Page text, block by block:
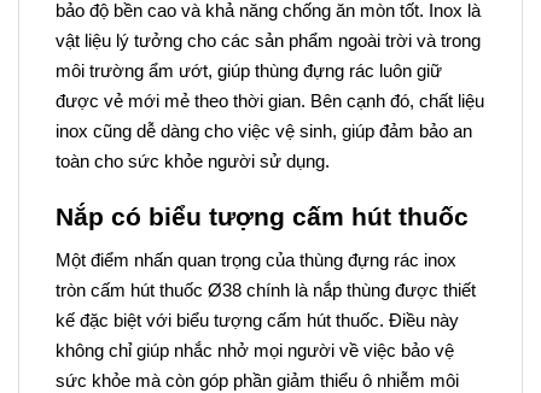
bảo độ bền cao và khả năng chống ăn mòn tốt. Inox là
vật liệu lý tưởng cho các sản phẩm ngoài trời và trong
môi trường ẩm ướt, giúp thùng đựng rác luôn giữ
được vẻ mới mẻ theo thời gian. Bên cạnh đó, chất liệu
inox cũng dễ dàng cho việc vệ sinh, giúp đảm bảo an
toàn cho sức khỏe người sử dụng.
Nắp có biểu tượng cấm hút thuốc
Một điểm nhấn quan trọng của thùng đựng rác inox
tròn cấm hút thuốc Ø38 chính là nắp thùng được thiết
kế đặc biệt với biểu tượng cấm hút thuốc. Điều này
không chỉ giúp nhắc nhở mọi người về việc bảo vệ
sức khỏe mà còn góp phần giảm thiểu ô nhiễm môi